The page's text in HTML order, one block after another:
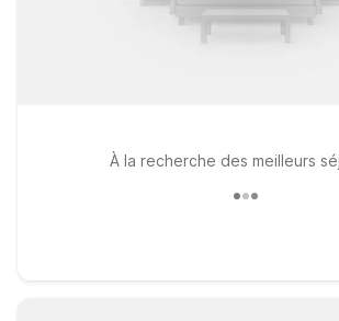
À la recherche des meilleurs